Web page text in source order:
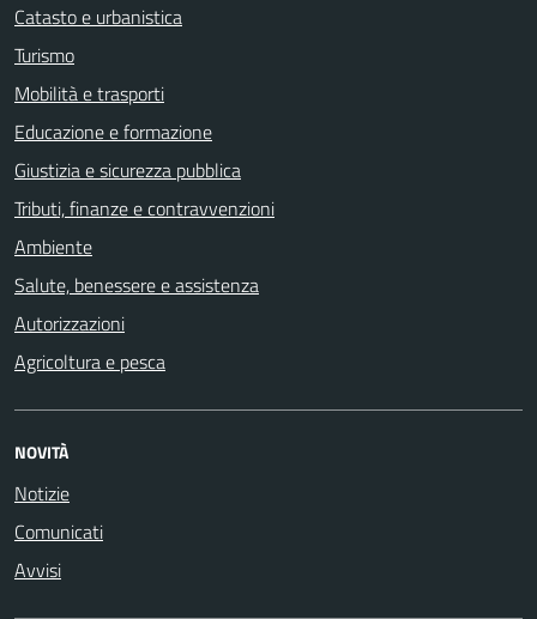
Catasto e urbanistica
Turismo
Mobilità e trasporti
Educazione e formazione
Giustizia e sicurezza pubblica
Tributi, finanze e contravvenzioni
Ambiente
Salute, benessere e assistenza
Autorizzazioni
Agricoltura e pesca
NOVITÀ
Notizie
Comunicati
Avvisi